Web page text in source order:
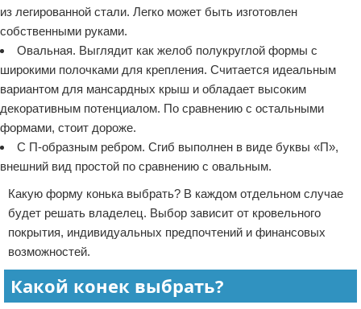
из легированной стали. Легко может быть изготовлен
собственными руками.
Овальная. Выглядит как желоб полукруглой формы с
широкими полочками для крепления. Считается идеальным
вариантом для мансардных крыш и обладает высоким
декоративным потенциалом. По сравнению с остальными
формами, стоит дороже.
С П-образным ребром. Сгиб выполнен в виде буквы «П»,
внешний вид простой по сравнению с овальным.
Какую форму конька выбрать? В каждом отдельном случае
будет решать владелец. Выбор зависит от кровельного
покрытия, индивидуальных предпочтений и финансовых
возможностей.
Какой конек выбрать?